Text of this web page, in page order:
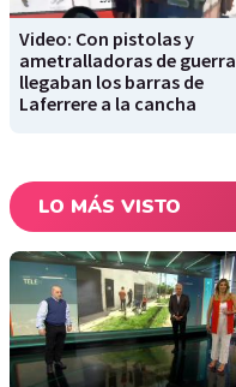
Video: Con pistolas y
ametralladoras de guerra
llegaban los barras de
Laferrere a la cancha
LO MÁS VISTO